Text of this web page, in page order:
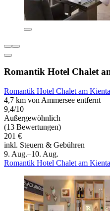
Romantik Hotel Chalet
Romantik Hotel Chalet am
4,7 km von Ammersee entfernt
9,4/10
Außergewöhnlich
(13 Bewertungen)
201 €
inkl. Steuern & Gebühren
9. Aug.–10. Aug.
Romantik Hotel Chalet am